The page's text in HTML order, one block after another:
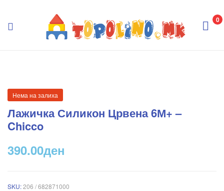
0
Нема на залиха
Лажичка Силикон Црвена 6М+ –
Chicco
390.00ден
SKU:206 / 682871000